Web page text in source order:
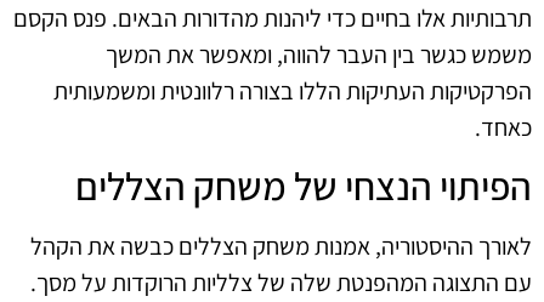
תרבותיות אלו בחיים כדי ליהנות מהדורות הבאים. פנס הקסם
משמש כגשר בין העבר להווה, ומאפשר את המשך
הפרקטיקות העתיקות הללו בצורה רלוונטית ומשמעותית
כאחד.
הפיתוי הנצחי של משחק הצללים
לאורך ההיסטוריה, אמנות משחק הצללים כבשה את הקהל
עם התצוגה המהפנטת שלה של צלליות הרוקדות על מסך.